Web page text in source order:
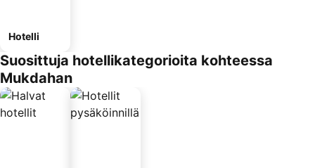
Hotelli
Suosittuja hotellikategorioita kohteessa
Mukdahan